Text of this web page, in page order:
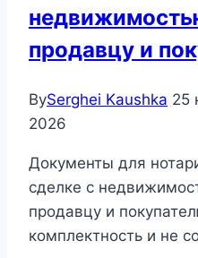
продавцу и
BySerghei Kaushka 25
2026
Документы для
сделке с
продавцу и
комплектность и не